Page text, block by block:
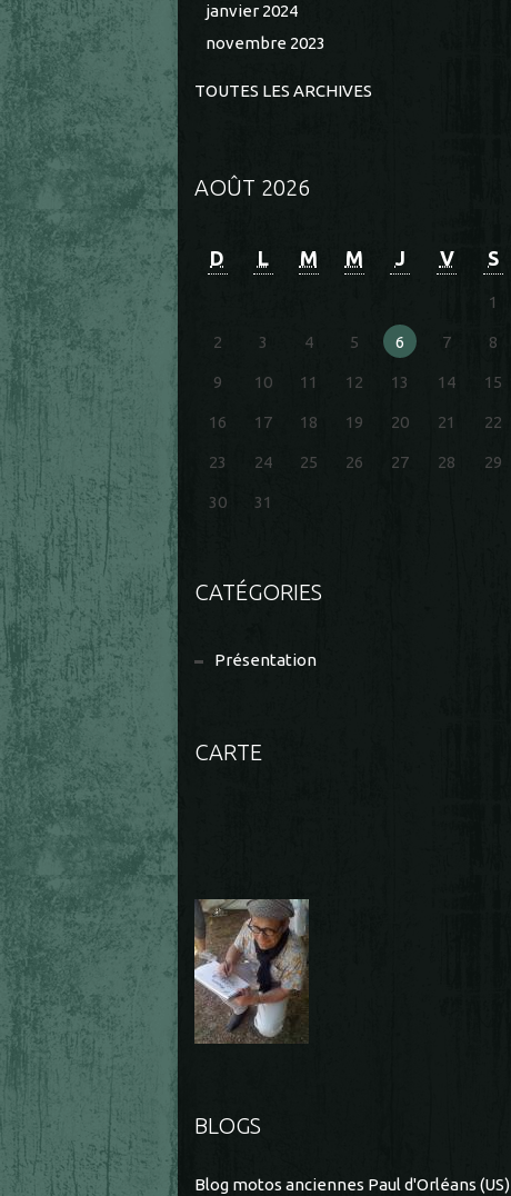
janvier 2024
novembre 2023
TOUTES LES ARCHIVES
AOÛT 2026
D L M M J V S
1
2 3 4 5 6 7 8
9 10 11 12 13 14 15
16 17 18 19 20 21 22
23 24 25 26 27 28 29
30 31
CATÉGORIES
Présentation
CARTE
BLOGS
Blog motos anciennes Paul d'Orléans (US)